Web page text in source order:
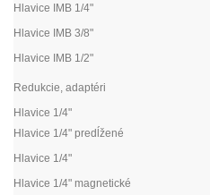
Hlavice IMB 1/4"
Hlavice IMB 3/8"
Hlavice IMB 1/2"
Redukcie, adaptéri
Hlavice 1/4"
Hlavice 1/4" predĺžené
Hlavice 1/4"
Hlavice 1/4" magnetické